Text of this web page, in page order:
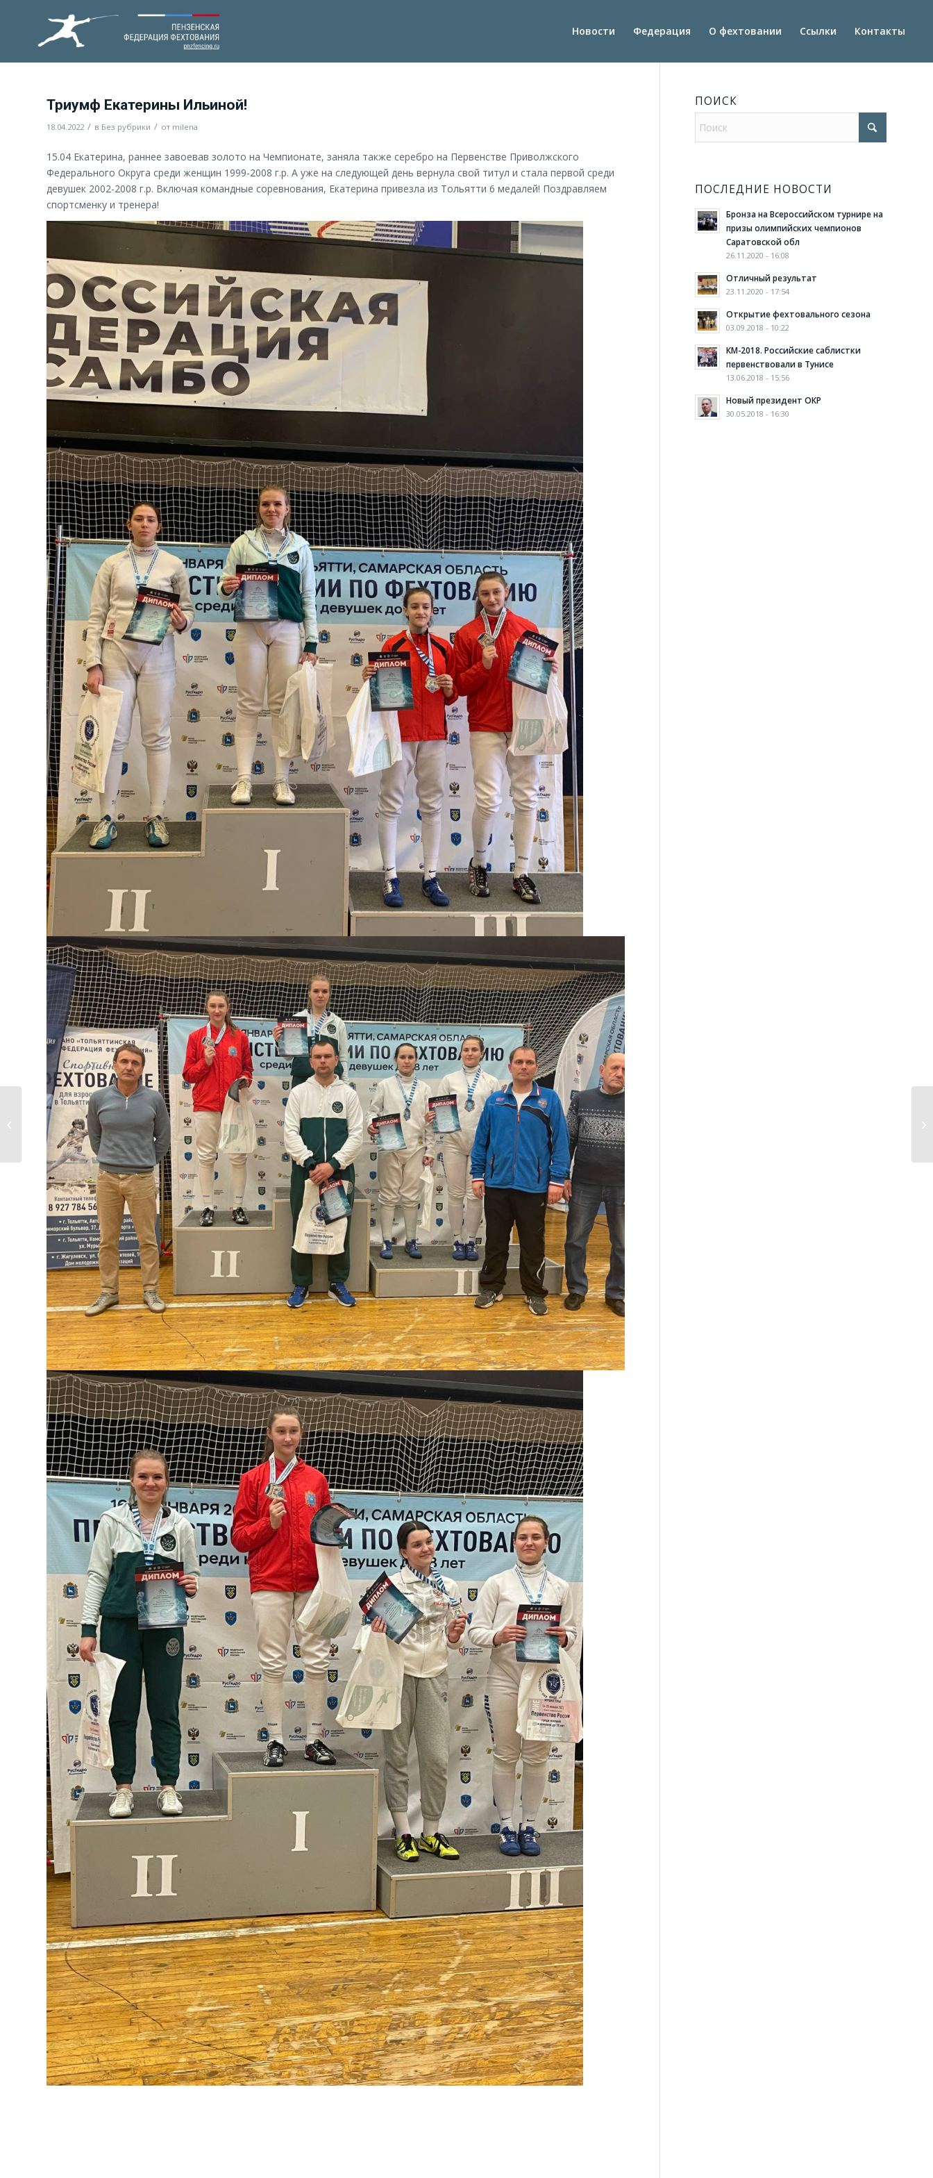
Новости Федерация О фехтовании Ссылки Контакты
Триумф Екатерины Ильиной!
18.04.2022 / в Без рубрики / от milena
15.04 Екатерина, раннее завоевав золото на Чемпионате, заняла также серебро на Первенстве Приволжского
Федерального Округа среди женщин 1999-2008 г.р. А уже на следующей день вернула свой титул и стала первой среди
девушек 2002-2008 г.р. Включая командные соревнования, Екатерина привезла из Тольятти 6 медалей! Поздравляем
спортсменку и тренера!
ПОИСК
ПОСЛЕДНИЕ НОВОСТИ
Бронза на Всероссийском турнире на
призы олимпийских чемпионов
Саратовской обл
26.11.2020 - 16:08
Отличный результат
23.11.2020 - 17:54
Открытие фехтовального сезона
03.09.2018 - 10:22
КМ-2018. Российские саблистки
первенствовали в Тунисе
13.06.2018 - 15:56
Новый президент ОКР
30.05.2018 - 16:30
Командная победа!